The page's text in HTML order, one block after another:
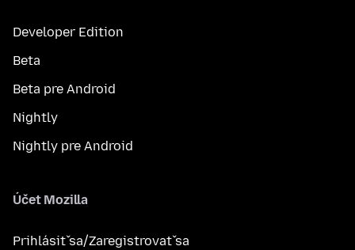
Developer Edition
Beta
Beta pre Android
Nightly
Nightly pre Android
Účet Mozilla
Prihlásiť sa/Zaregistrovať sa